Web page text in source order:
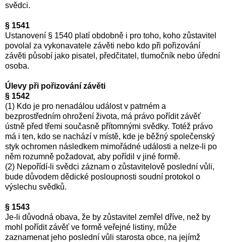
svědci.
§ 1541
Ustanovení § 1540 platí obdobně i pro toho, koho zůstavitel
povolal za vykonavatele závěti nebo kdo při pořizování
závěti působí jako pisatel, předčitatel, tlumočník nebo úřední
osoba.
Úlevy při pořizování závěti
§ 1542
(1) Kdo je pro nenadálou událost v patrném a
bezprostředním ohrožení života, má právo pořídit závěť
ústně před třemi současně přítomnými svědky. Totéž právo
má i ten, kdo se nachází v místě, kde je běžný společenský
styk ochromen následkem mimořádné události a nelze-li po
něm rozumně požadovat, aby pořídil v jiné formě.
(2) Nepořídí-li svědci záznam o zůstavitelově poslední vůli,
bude důvodem dědické posloupnosti soudní protokol o
výslechu svědků.
§ 1543
Je-li důvodná obava, že by zůstavitel zemřel dříve, než by
mohl pořídit závěť ve formě veřejné listiny, může
zaznamenat jeho poslední vůli starosta obce, na jejímž